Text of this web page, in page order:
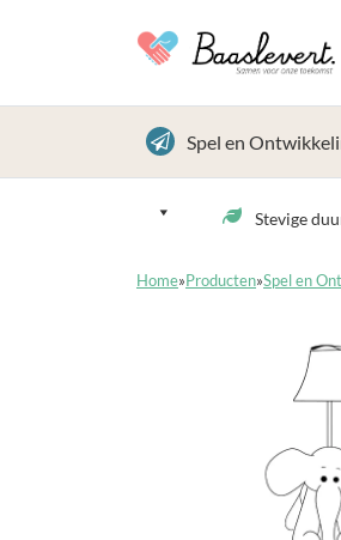
Spel en
Stevige
Home» Producten»Spel en